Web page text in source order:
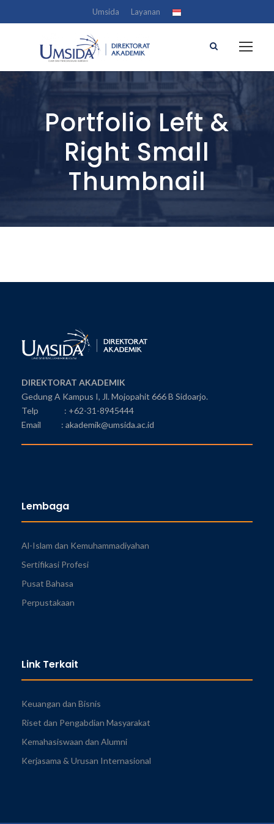
Umsida Layanan
Portfolio Left &
Right Small
Thumbnail
DIREKTORAT AKADEMIK
Gedung A Kampus I, Jl. Mojopahit 666 B Sidoarjo.
Telp : +62-31-8945444
Email : akademik@umsida.ac.id
Lembaga
Al-Islam dan Kemuhammadiyahan
Sertifikasi Profesi
Pusat Bahasa
Perpustakaan
Link Terkait
Keuangan dan Bisnis
Riset dan Pengabdian Masyarakat
Kemahasiswaan dan Alumni
Kerjasama & Urusan Internasional